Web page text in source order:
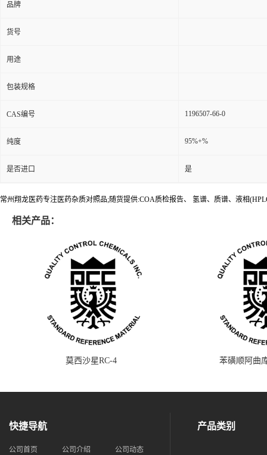
品牌
货号
用途
包装规格
CAS编号 1196507-66-0
纯度 95%+%
是否进口 是
常州翔龙医药专注医药杂质对照品;随货提供:COA质检报告、 氢谱、质谱、液相
相关产品：
莫西沙星RC-4 苯磺顺阿曲
快捷导航
公司首页 公司介绍 公司动态
产品类别